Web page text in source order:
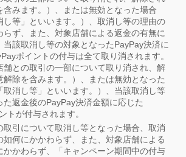
含みます。）、または無効となった場合
し等」といいます。）、取消し等の理由の
らず、また、対象店舗による返金の有無に
当該取消し等の対象となったPayPay決済に
ポイントの付与は全て取り消されます。
舗との取引の一部について取り消され、解
解除を含みます。）、または無効となった
取消し等」といいます。）、当該取消し等
た返金後のPayPay決済金額に応じた
トが付与されます。
取引について取消し等となった場合、取消
如何にかかわらず、また、対象店舗による
かかわらず、「キャンペーン期間中の付与